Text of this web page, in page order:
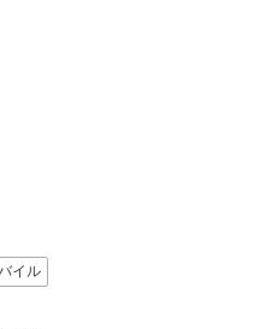
イル